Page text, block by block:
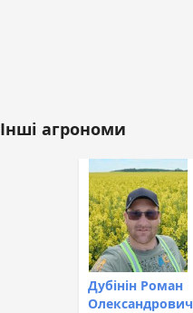
Інші агрономи
Дубінін Роман
Олександрович